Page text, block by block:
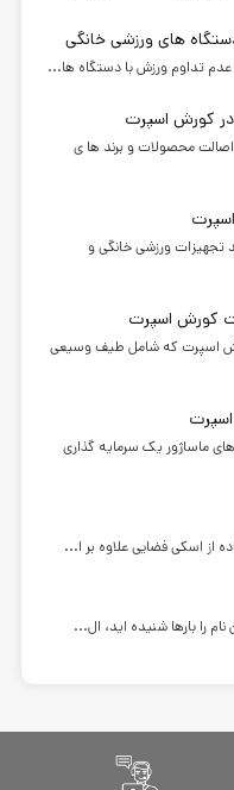
های ورزشی خانگی
عدم تداوم ورزش با دستگاه ها...
کورش اسپرت
محصولات و برند ها ی
تجهیزات ورزشی خانگی و
کورش اسپرت
اسپرت که شامل طیف وسیعی
ماساژور یک سرمایه گذاری
از اسکی فضایی علاوه بر ا...
را بارها شنیده اید، ال...